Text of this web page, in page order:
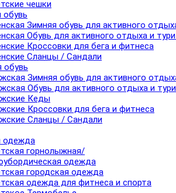
чешки
обувь
Зимняя обувь для активного
Обувь для активного отдыха и
Кроссовки для бега и фитнеса
Сланцы / Сандали
обувь
Зимняя обувь для активного
Обувь для активного отдыха и
Кеды
Кроссовки для бега и фитнеса
Сланцы / Сандали
одежда
горнолыжная/
одежда
городская одежда
одежда для фитнеса и спорта